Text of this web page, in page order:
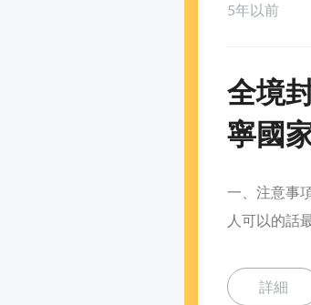
5年以前
全境
寧國
一、注意事
人可以的話
詳細